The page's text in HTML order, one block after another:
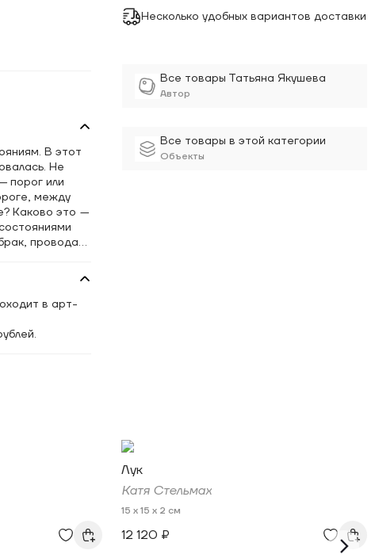
Несколько удобных вариантов доставки
Все товары Татьяна Якушева
Автор
Все товары в этой категории
Объекты
В этот
Не
порог или
между
Каково это —
проводах
сейчас
в арт-
Лук
Катя Стельмах
15 x 15 x 2 см
12 120 ₽